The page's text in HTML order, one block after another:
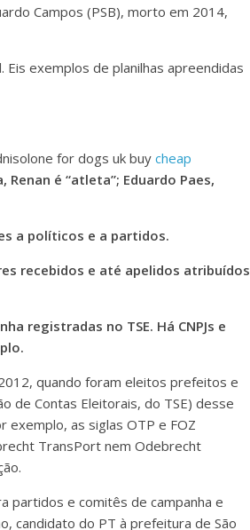
Campos (PSB), morto em 2014,
exemplos de planilhas apreendidas
for dogs uk buy cheap
Renan é “atleta”; Eduardo Paes,
a políticos e a partidos.
recebidos e até apelidos atribuídos
registradas no TSE. Há CNPJs e
quando foram eleitos prefeitos e
de Contas Eleitorais, do TSE) desse
exemplo, as siglas OTP e FOZ
TransPort nem Odebrecht
partidos e comitês de campanha e
candidato do PT à prefeitura de São